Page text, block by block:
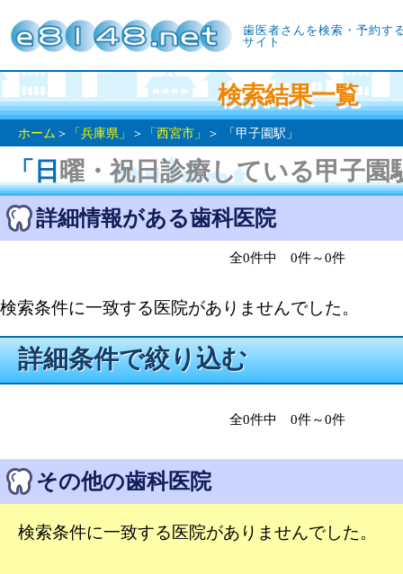
歯医者さんを検索・予約す
サイト
検索結果一覧
ホーム ＞ 「兵庫県」 ＞ 「西宮市」 ＞ 「甲子園駅」
「日曜・祝日診療している甲子園
詳細情報がある歯科医院
全0件中 0件～0件
検索条件に一致する医院がありませんでした。
詳細条件で絞り込む
全0件中 0件～0件
その他の歯科医院
検索条件に一致する医院がありませんでした。